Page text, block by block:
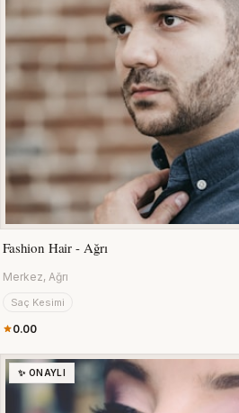
Fashion Hair - Ağrı
Merkez, Ağrı
Saç Kesimi
0.00
✨ ONAYLI